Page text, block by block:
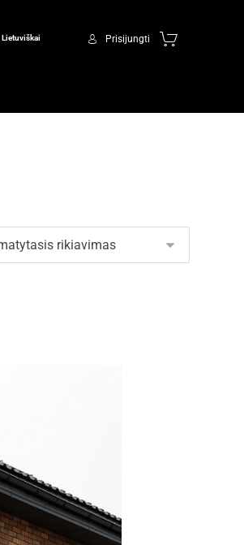
Prisijungti
Lietuviškai